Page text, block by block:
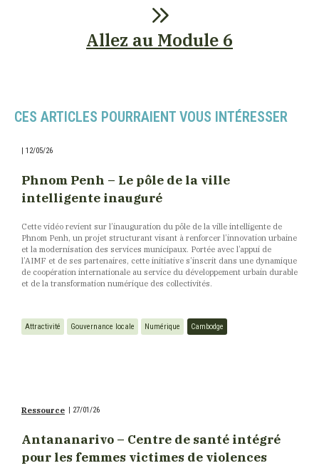
Allez au Module 6
CES ARTICLES POURRAIENT VOUS INTÉRESSER
12/05/26
Phnom Penh – Le pôle de la ville
intelligente inauguré
Cette vidéo revient sur l’inauguration du pôle de la ville intelligente de
Phnom Penh, un projet structurant visant à renforcer l’innovation urbaine
et la modernisation des services municipaux. Portée avec l’appui de
l’AIMF et de ses partenaires, cette initiative s’inscrit dans une dynamique
de coopération internationale au service du développement urbain durable
et de la transformation numérique des collectivités.
Attractivité Gouvernance locale Numérique Cambodge
Ressource | 27/01/26
Antananarivo – Centre de santé intégré
pour les femmes victimes de violences